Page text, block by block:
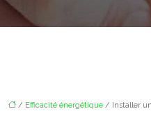
/ Efficacité énergétique / Installer